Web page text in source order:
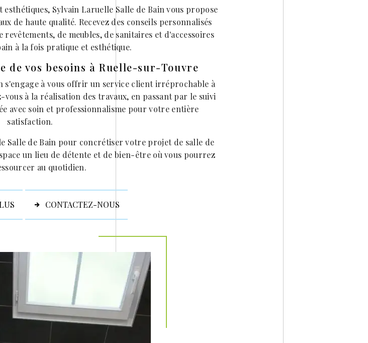
Sylvain Laruelle Salle de Bain vous propose
de haute qualité. Recevez des conseils personnalisés
de meubles, de sanitaires et d'accessoires
à la fois pratique et esthétique.
de vos besoins à Ruelle-sur-Touvre
s'engage à vous offrir un service client irréprochable à
à la réalisation des travaux, en passant par le suivi
avec soin et professionnalisme pour votre entière
satisfaction.
Salle de Bain pour concrétiser votre projet de salle de
un lieu de détente et de bien-être où vous pourrez
au quotidien.
CONTACTEZ-NOUS